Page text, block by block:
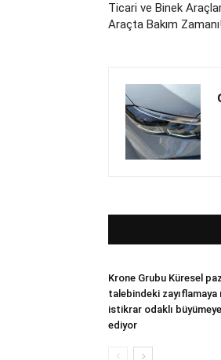
Ticari ve Binek
Araçta Bakım Zamanı!
Krone Grubu Küresel
talebindeki zayıflamaya
istikrar odaklı
ediyor